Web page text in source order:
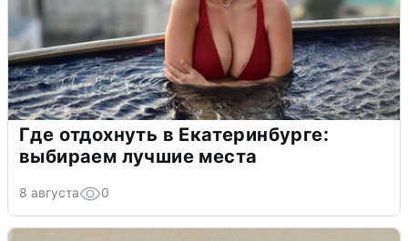
Где отдохнуть в Екатеринбурге:
выбираем лучшие места
8 августа 0